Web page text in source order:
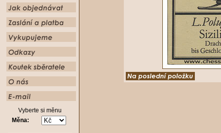
Vyberte si měnu
Měna: